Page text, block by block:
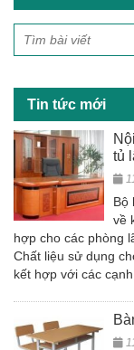
e
b
o
k
er e
Tin tức mới
tủ
Bộ
về
hợp cho các phòng
Chất liệu sử dụng
kết hợp với các